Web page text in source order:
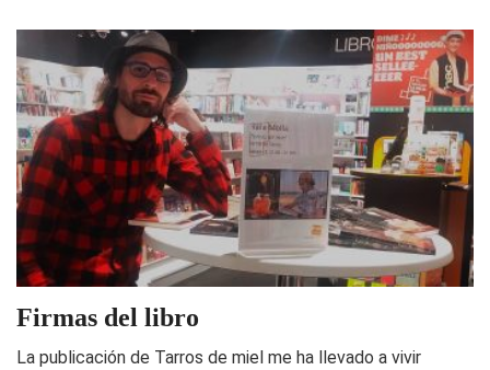
Firmas del libro
La publicación de Tarros de miel me ha llevado a vivir